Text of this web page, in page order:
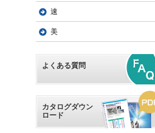
速
美
よくある質問
カタログダウン
ロード